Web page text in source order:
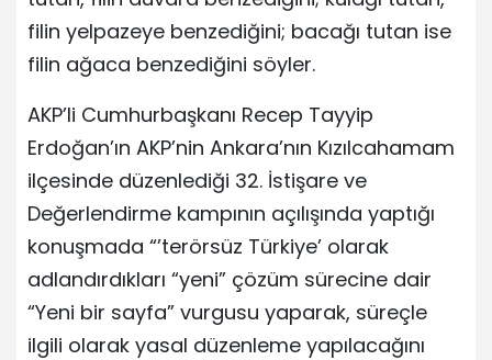
filin yelpazeye benzediğini; bacağı tutan ise
filin ağaca benzediğini söyler.
AKP’li Cumhurbaşkanı Recep Tayyip
Erdoğan’ın AKP’nin Ankara’nın Kızılcahamam
ilçesinde düzenlediği 32. İstişare ve
Değerlendirme kampının açılışında yaptığı
konuşmada “’terörsüz Türkiye’ olarak
adlandırdıkları “yeni” çözüm sürecine dair
“Yeni bir sayfa” vurgusu yaparak, süreçle
ilgili olarak yasal düzenleme yapılacağını